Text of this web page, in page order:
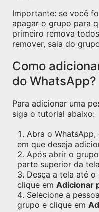
Importante: se você
apagar o grupo para
primeiro remova
remover, saia do
Como
do WhatsApp?
Para adicionar uma
siga o tutorial abaixo:
Abra o
em que deseja
Após abrir o
parte superior da
Desça a tela até
clique em Adicionar
Selecione a
grupo e clique em